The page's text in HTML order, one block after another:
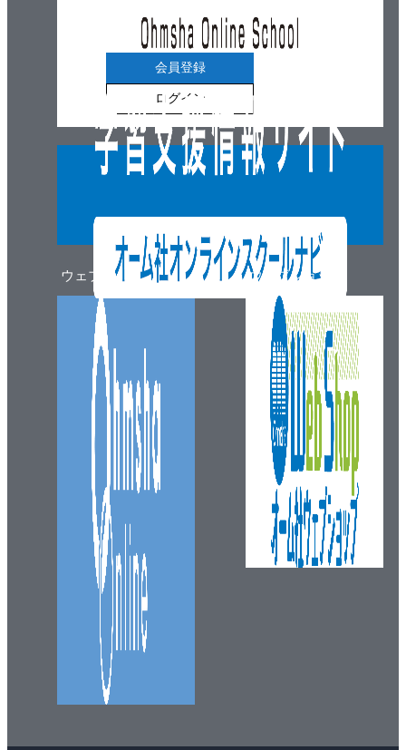
9.3 開発チームと要員の変化
9.4 現状の開発支援レベル
9.5 ソフトウェア開発ビジネスの将来展望
ウェブマガジン
会員登録
ログイン
ウェブショップ